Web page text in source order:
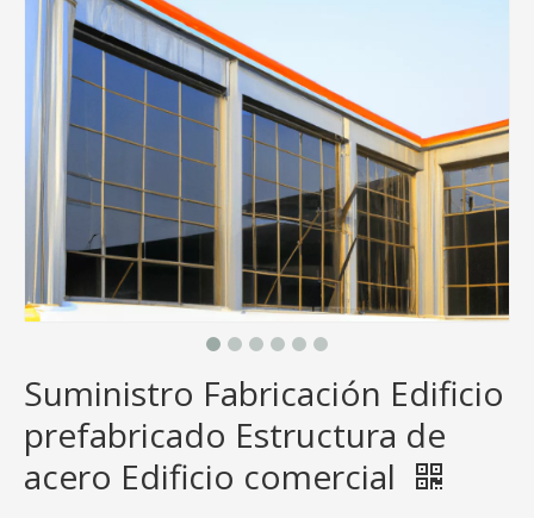
Suministro Fabricación Edificio
prefabricado Estructura de
acero Edificio comercial